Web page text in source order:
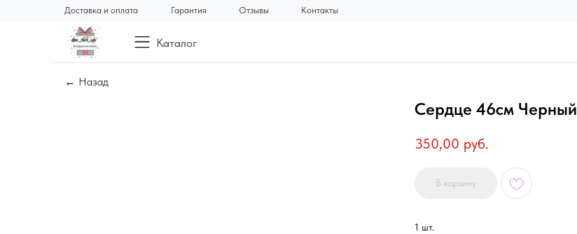
Отзывы Контакты
Гарантия
Доставка и оплата
Каталог
← Назад
Сердце 46см Черный
350,00 руб.
В корзину
1 шт.